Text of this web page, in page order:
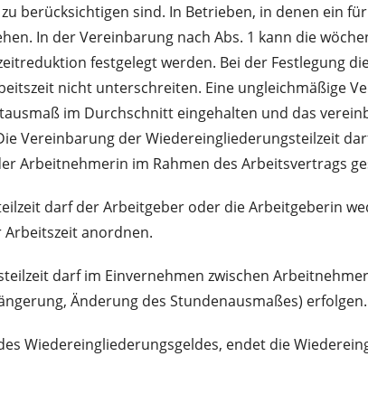
berücksichtigen sind. In Betrieben, in denen ein
In der Vereinbarung nach Abs. 1 kann die
festgelegt werden. Bei der Festlegung
nicht unterschreiten. Eine ungleichmäßige
im Durchschnitt eingehalten und das
Vereinbarung der Wiedereingliederungsteilzeit
Arbeitnehmerin im Rahmen des Arbeitsvertrags
darf der Arbeitgeber oder die Arbeitgeberin
anordnen.
darf im Einvernehmen zwischen
Änderung des Stundenausmaßes) erfolgen.
Wiedereingliederungsgeldes, endet die